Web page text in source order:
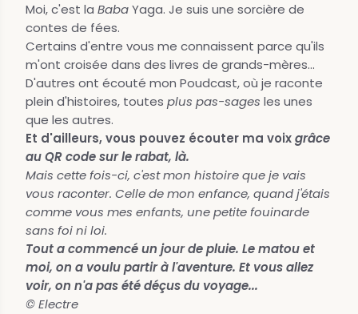
Moi, c'est la BabaYaga. Je suis une sorcière de
contes de fées.
Certains d'entre vous me connaissent parce qu'ils
m'ont croisée dans des livres de grands-mères...
D'autres ont écouté mon Poudcast, où je raconte
plein d'histoires, toutes plus pas-sages les unes
que les autres.
Et d'ailleurs, vous pouvez écouter ma voixgrâce
au QR code sur le rabat, là.
Mais cette fois-ci, c'est mon histoire que je vais
vous raconter. Celle de mon enfance, quand j'étais
comme vous mes enfants, une petite fouinarde
sans foi ni loi.
Tout a commencé un jour de pluie. Le matou et
moi, on a voulu partir à l'aventure. Et vous allez
voir, on n'a pas été déçus du voyage...
© Electre